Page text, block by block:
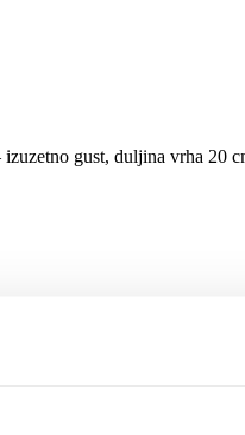
gust, duljina vrha 20
3D iglu također